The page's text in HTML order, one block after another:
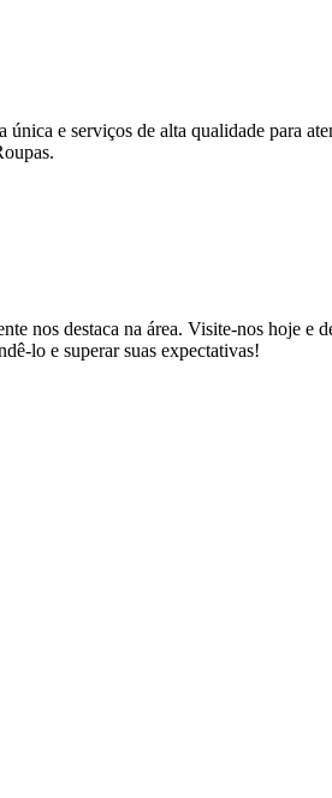
e serviços de alta qualidade para
nos destaca na área. Visite-nos hoje e
lo e superar suas expectativas!